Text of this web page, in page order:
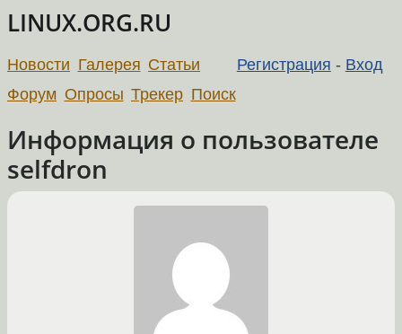
LINUX.ORG.RU
Регистрация - Вход
Новости Галерея Статьи
Форум Опросы Трекер Поиск
Информация о пользователе
selfdron